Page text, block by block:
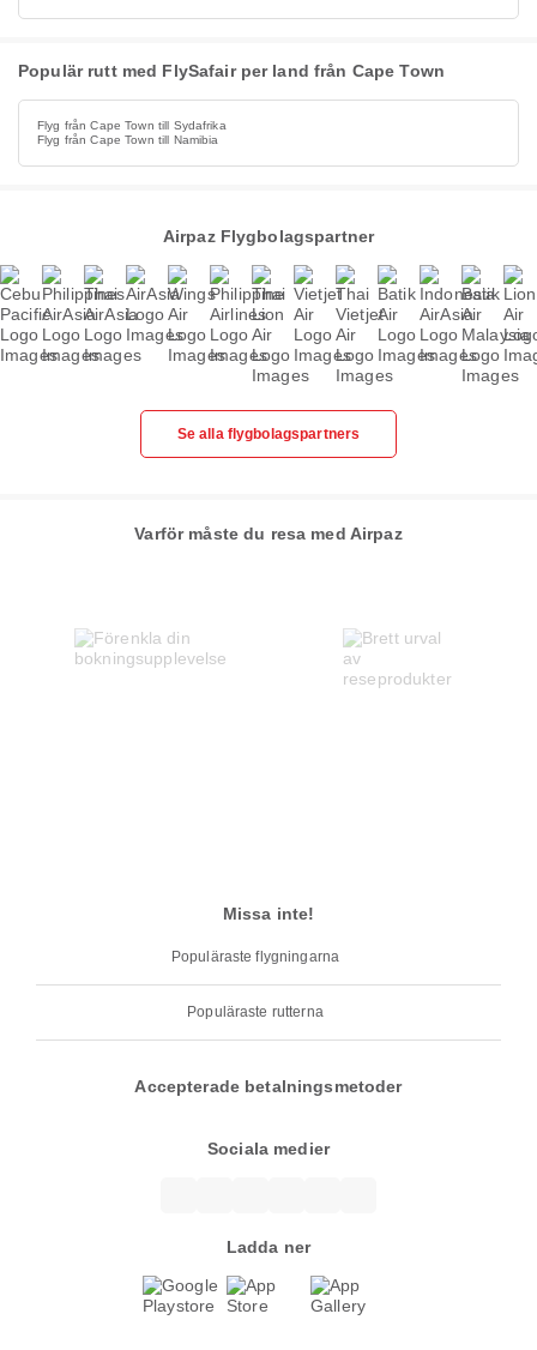
Populär rutt med FlySafair per land från Cape Town
Flyg från Cape Town till Sydafrika
Flyg från Cape Town till Namibia
Airpaz Flygbolagspartner
Se alla flygbolagspartners
Varför måste du resa med Airpaz
Missa inte!
Populäraste flygningarna
Populäraste rutterna
Accepterade betalningsmetoder
Sociala medier
Ladda ner